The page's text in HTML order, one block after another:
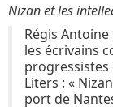
Nizan et les
Régis
les écrivains
progressistes
Liters : «
port de